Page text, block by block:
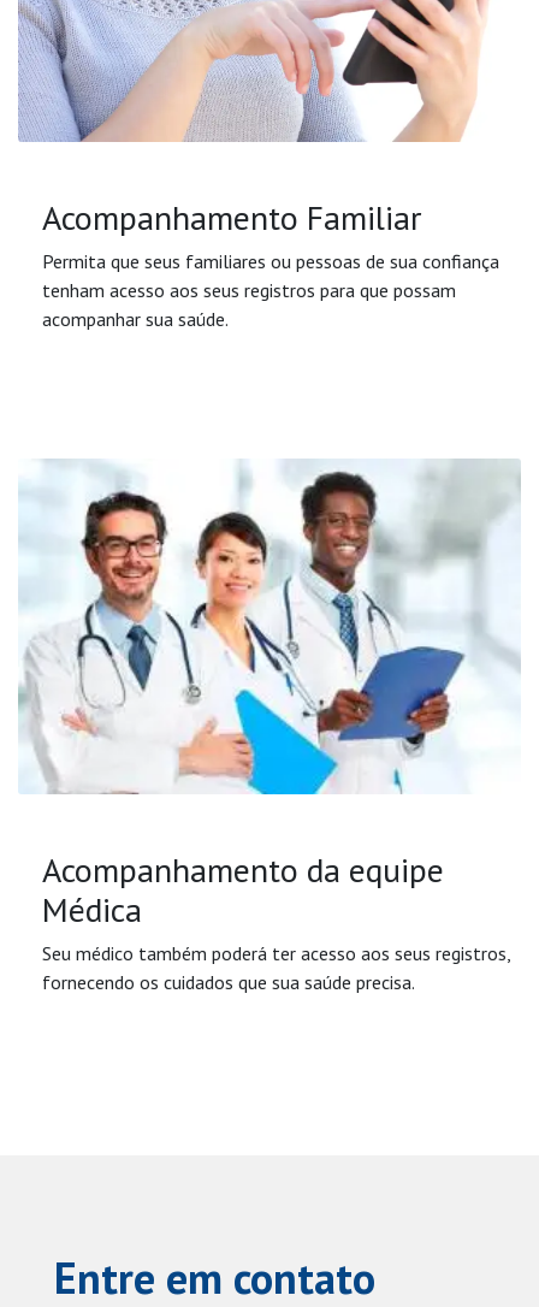
Acompanhamento Familiar
Permita que seus familiares ou pessoas de sua confiança
tenham acesso aos seus registros para que possam
acompanhar sua saúde.
Acompanhamento da equipe
Médica
Seu médico também poderá ter acesso aos seus registros,
fornecendo os cuidados que sua saúde precisa.
Entre em contato